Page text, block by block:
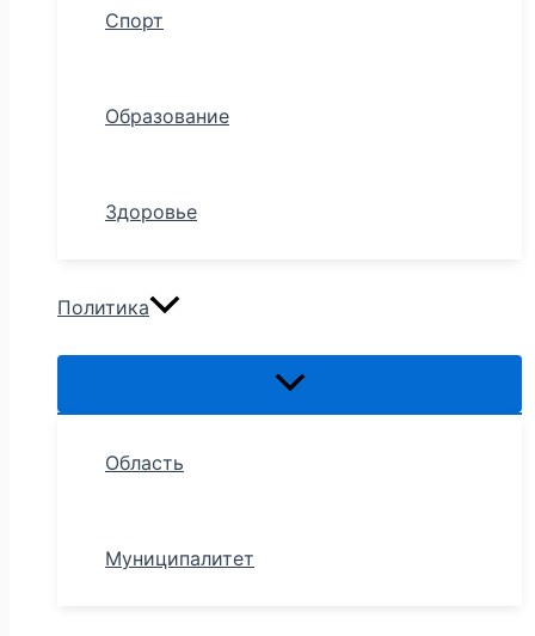
Спорт
Образование
Здоровье
Политика
Область
Муниципалитет